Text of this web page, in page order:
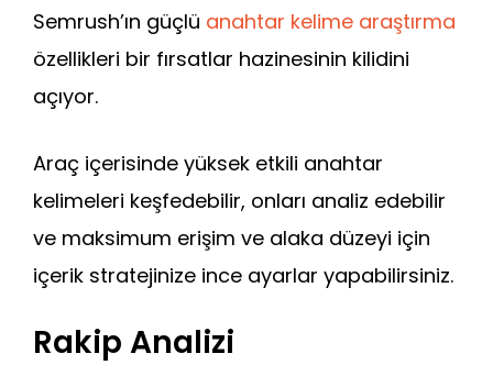
Semrush’ın güçlü anahtar kelime araştırma
özellikleri bir fırsatlar hazinesinin kilidini
açıyor.
Araç içerisinde yüksek etkili anahtar
kelimeleri keşfedebilir, onları analiz edebilir
ve maksimum erişim ve alaka düzeyi için
içerik stratejinize ince ayarlar yapabilirsiniz.
Rakip Analizi